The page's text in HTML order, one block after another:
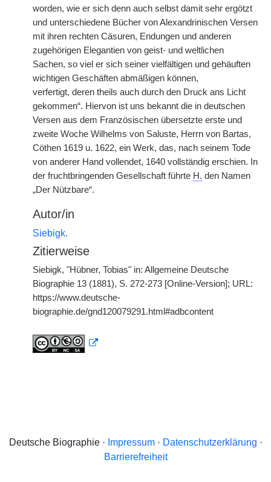
worden, wie er sich denn auch selbst damit sehr ergötzt
und unterschiedene Bücher von Alexandrinischen Versen
mit ihren rechten Cäsuren, Endungen und anderen
zugehörigen Elegantien von geist- und weltlichen
Sachen, so viel er sich seiner vielfältigen und gehäuften
wichtigen Geschäften abmäßigen können,
verfertigt, deren theils auch durch den Druck ans Licht
gekommen“. Hiervon ist uns bekannt die in deutschen
Versen aus dem Französischen übersetzte erste und
zweite Woche Wilhelms von Saluste, Herrn von Bartas,
Cöthen 1619 u. 1622, ein Werk, das, nach seinem Tode
von anderer Hand vollendet, 1640 vollständig erschien. In
der fruchtbringenden Gesellschaft führte H. den Namen
„Der Nützbare“.
Autor/in
Siebigk.
Zitierweise
Siebigk, "Hübner, Tobias" in: Allgemeine Deutsche
Biographie 13 (1881), S. 272-273 [Online-Version]; URL:
https://www.deutsche-
biographie.de/gnd120079291.html#adbcontent
Deutsche Biographie · Impressum· Datenschutzerklärung ·
Barrierefreiheit